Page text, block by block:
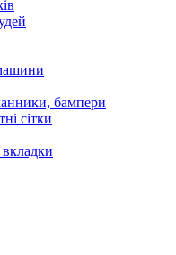
бампери
сітки